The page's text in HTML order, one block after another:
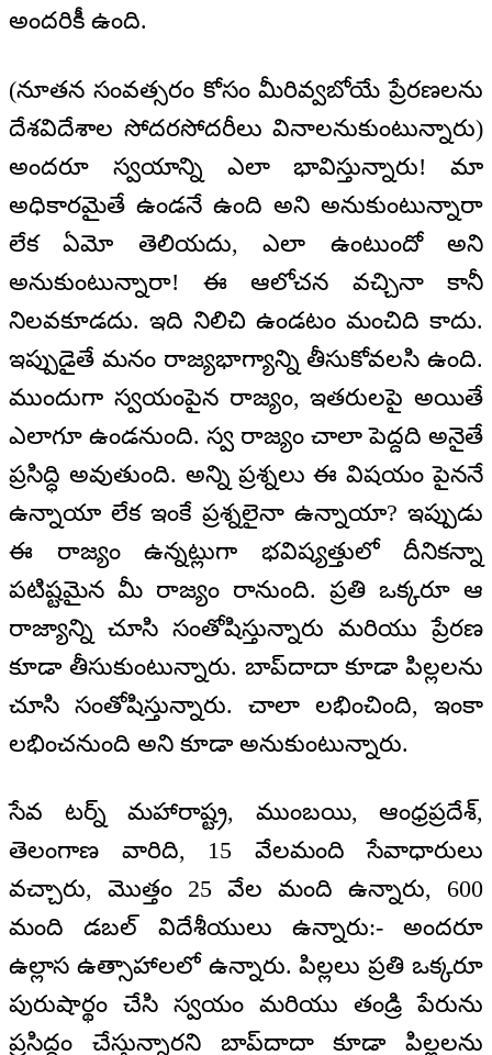
అందరికీ ఉంది.
(నూతన సంవత్సరం కోసం మీరివ్వబోయే ప్రేరణలను
దేశవిదేశాల సోదరసోదరీలు వినాలనుకుంటున్నారు)
అందరూ స్వయాన్ని ఎలా భావిస్తున్నారు! మా
అధికారమైతే ఉండనే ఉంది అని అనుకుంటున్నారా
లేక ఏమో తెలియదు, ఎలా ఉంటుందో అని
అనుకుంటున్నారా! ఈ ఆలోచన వచ్చినా కానీ
నిలవకూడదు. ఇది నిలిచి ఉండటం మంచిది కాదు.
ఇప్పుడైతే మనం రాజ్యభాగ్యాన్ని తీసుకోవలసి ఉంది.
ముందుగా స్వయంపైన రాజ్యం, ఇతరులపై అయితే
ఎలాగూ ఉండనుంది. స్వ రాజ్యం చాలా పెద్దది అనైతే
ప్రసిద్ధి అవుతుంది. అన్ని ప్రశ్నలు ఈ విషయం పైననే
ఉన్నాయా లేక ఇంకే ప్రశ్నలైనా ఉన్నాయా? ఇప్పుడు
ఈ రాజ్యం ఉన్నట్లుగా భవిష్యత్తులో దీనికన్నా
పటిష్టమైన మీ రాజ్యం రానుంది. ప్రతి ఒక్కరూ ఆ
రాజ్యాన్ని చూసి సంతోషిస్తున్నారు మరియు ప్రేరణ
కూడా తీసుకుంటున్నారు. బాప్‌దాదా కూడా పిల్లలను
చూసి సంతోషిస్తున్నారు. చాలా లభించింది, ఇంకా
లభించనుంది అని కూడా అనుకుంటున్నారు.
సేవ టర్న్ మహారాష్ట్ర, ముంబయి, ఆంధ్రప్రదేశ్,
తెలంగాణ వారిది, 15 వేలమంది సేవాధారులు
వచ్చారు, మొత్తం 25 వేల మంది ఉన్నారు, 600
మంది డబల్ విదేశీయులు ఉన్నారు:- అందరూ
ఉల్లాస ఉత్సాహాలలో ఉన్నారు. పిల్లలు ప్రతి ఒక్కరూ
పురుషార్థం చేసి స్వయం మరియు తండ్రి పేరును
ప్రసిద్ధం చేస్తున్నారని బాప్‌దాదా కూడా పిల్లలను